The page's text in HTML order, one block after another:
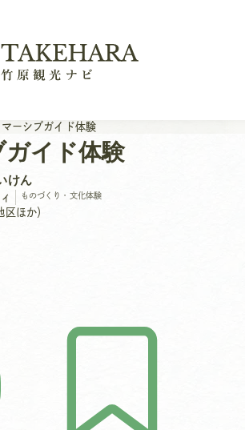
マーシブガイド体験
イド体験
けん
ものづくり・文化体験
ほか）